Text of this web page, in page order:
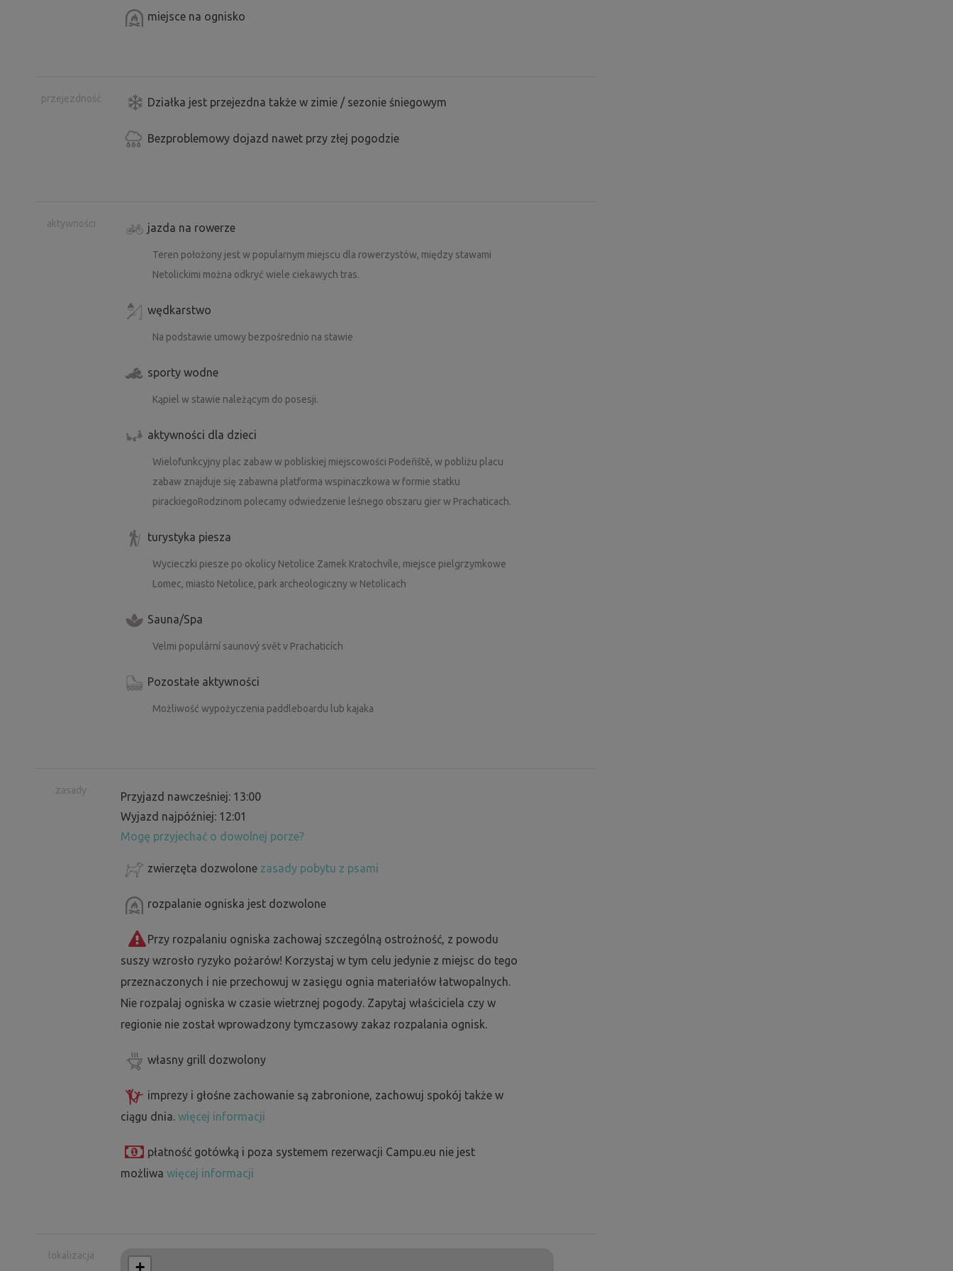
Oferujemy możliwość wypożyczenia deski do paddleboardingu. Chcieliby Państwo
Opłata za wypożyczenie deski SUP wynosi 300 CZK/dzień.
miejsce na ognisko
przejezdność Działka jest przejezdna także w zimie / sezonie śniegowym
Bezproblemowy dojazd nawet przy złej pogodzie
aktywności jazda na rowerze
Teren położony jest w popularnym miejscu dla rowerzystów, między stawami
Netolickimi można odkryć wiele ciekawych tras.
wędkarstwo
Na podstawie umowy bezpośrednio na stawie
sporty wodne
Kąpiel w stawie należącym do posesji.
aktywności dla dzieci
Wielofunkcyjny plac zabaw w pobliskiej miejscowości Podeřiště, w pobliżu placu
zabaw znajduje się zabawna platforma wspinaczkowa w formie statku
pirackiegoRodzinom polecamy odwiedzenie leśnego obszaru gier w Prachaticach.
turystyka piesza
Wycieczki piesze po okolicy Netolice Zamek Kratochvíle, miejsce pielgrzymkowe
Lomec, miasto Netolice, park archeologiczny w Netolicach
Sauna/Spa
Velmi populární saunový svět v Prachaticích
Pozostałe aktywności
Możliwość wypożyczenia paddleboardu lub kajaka
zasady
Przyjazd nawcześniej: 13:00
Wyjazd najpóźniej: 12:01
Mogę przyjechać o dowolnej porze?
zwierzęta dozwolone zasady pobytu z psami
rozpalanie ogniska jest dozwolone
Przy rozpalaniu ogniska zachowaj szczególną ostrożność, z powodu
suszy wzrosło ryzyko pożarów! Korzystaj w tym celu jedynie z miejsc do tego
przeznaczonych i nie przechowuj w zasięgu ognia materiałów łatwopalnych.
Nie rozpalaj ogniska w czasie wietrznej pogody. Zapytaj właściciela czy w
regionie nie został wprowadzony tymczasowy zakaz rozpalania ognisk.
własny grill dozwolony
imprezy i głośne zachowanie są zabronione, zachowuj spokój także w
ciągu dnia. więcej informacji
płatność gotówką i poza systemem rezerwacji Campu.eu nie jest
możliwa więcej informacji
lokalizacja
+